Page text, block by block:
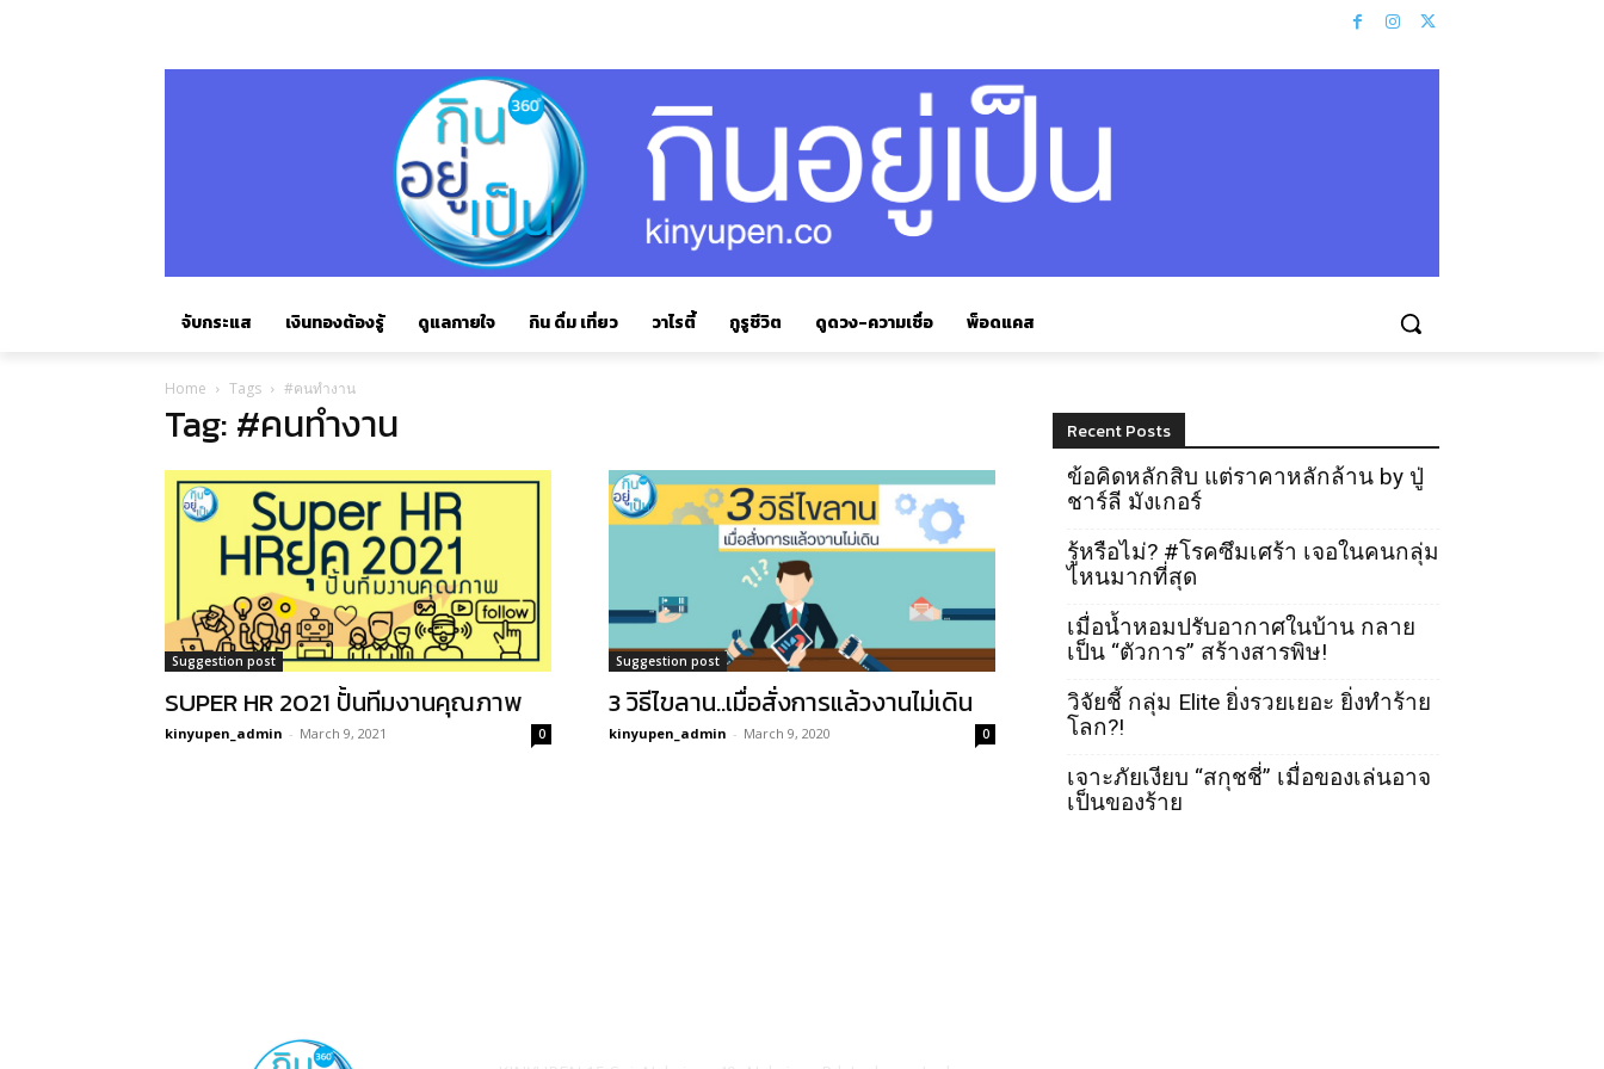
จับกระแส เงินทองต้องรู้ ดูแลกายใจ กิน ดื่ม เที่ยว วาไรตี้ กูรูชีวิต ดูดวง-ความเชื่อ พ็อดแคส
Home Tags #คนทำงาน
Tag: #คนทำงาน
Suggestion post
SUPER HR 2021 ปั้นทีมงานคุณภาพ
kinyupen_admin - March 9, 2021 0
Suggestion post
3 วิธีไขลาน..เมื่อสั่งการแล้วงานไม่เดิน
kinyupen_admin - March 9, 2020 0
Recent Posts
ข้อคิดหลักสิบ แต่ราคาหลักล้าน by ปู่
ชาร์ลี มังเกอร์
รู้หรือไม่? #โรคซึมเศร้า เจอในคนกลุ่ม
ไหนมากที่สุด
เมื่อน้ำหอมปรับอากาศในบ้าน กลาย
เป็น “ตัวการ” สร้างสารพิษ!
วิจัยชี้ กลุ่ม Elite ยิ่งรวยเยอะ ยิ่งทำร้าย
โลก?!
เจาะภัยเงียบ “สกุชชี่” เมื่อของเล่นอาจ
เป็นของร้าย